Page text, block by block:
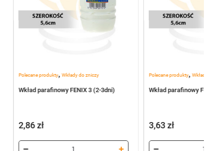
Polecane produkty, Wkłady do zniczy
Wkład parafinowy FENIX 3 (2-3dni)
2,86zł
Polecane produkty,Wkłady do
Wkład parafinowy
3,63zł